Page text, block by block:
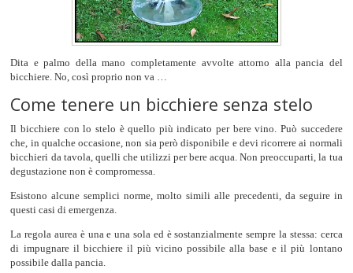
Dita e palmo della mano completamente avvolte attorno alla pancia del
bicchiere. No, così proprio non va …
Come tenere un bicchiere senza stelo
Il bicchiere con lo stelo è quello più indicato per bere vino. Può succedere
che, in qualche occasione, non sia però disponibile e devi ricorrere ai normali
bicchieri da tavola, quelli che utilizzi per bere acqua. Non preoccuparti, la tua
degustazione non è compromessa.
Esistono alcune semplici norme, molto simili alle precedenti, da seguire in
questi casi di emergenza.
La regola aurea è una e una sola ed è sostanzialmente sempre la stessa: cerca
di impugnare il bicchiere il più vicino possibile alla base e il più lontano
possibile dalla pancia.